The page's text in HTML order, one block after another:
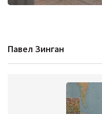
Павел Зинган